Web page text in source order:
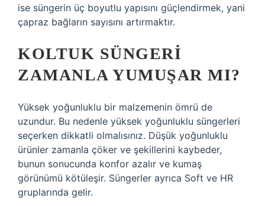
ise süngerin üç boyutlu yapısını güçlendirmek, yani
çapraz bağların sayısını artırmaktır.
KOLTUK SÜNGERI
ZAMANLA YUMUŞAR MI?
Yüksek yoğunluklu bir malzemenin ömrü de
uzundur. Bu nedenle yüksek yoğunluklu süngerleri
seçerken dikkatli olmalısınız. Düşük yoğunluklu
ürünler zamanla çöker ve şekillerini kaybeder,
bunun sonucunda konfor azalır ve kumaş
görünümü kötüleşir. Süngerler ayrıca Soft ve HR
gruplarında gelir.